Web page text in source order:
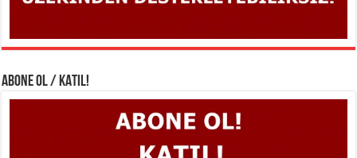
ABONE OL / KATIL!